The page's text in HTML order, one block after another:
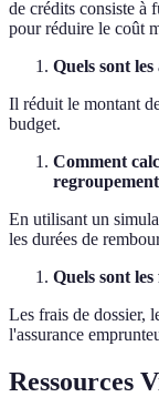
de crédits consiste à
pour réduire le coût
Quels sont
Il réduit le montant
budget.
Comment
En utilisant un
les durées de
Quels sont
Les frais de dossier,
l'assurance
Ressources